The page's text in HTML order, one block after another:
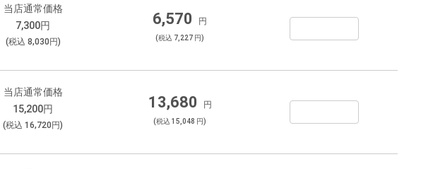
当店通常価格
7,300円
(税込 8,030 円)
6,570 円
(税込 7,227 円)
当店通常価格
15,200円
(税込 16,720 円)
13,680 円
(税込 15,048 円)